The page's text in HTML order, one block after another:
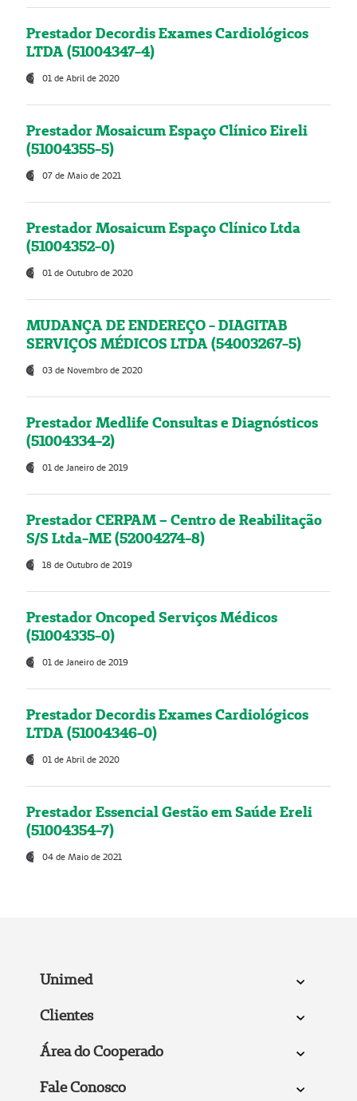
Prestador Decordis Exames Cardiológicos
LTDA (51004347-4)
01 de Abril de 2020
Prestador Mosaicum Espaço Clínico Eireli
(51004355-5)
07 de Maio de 2021
Prestador Mosaicum Espaço Clínico Ltda
(51004352-0)
01 de Outubro de 2020
MUDANÇA DE ENDEREÇO - DIAGITAB
SERVIÇOS MÉDICOS LTDA (54003267-5)
03 de Novembro de 2020
Prestador Medlife Consultas e Diagnósticos
(51004334-2)
01 de Janeiro de 2019
Prestador CERPAM – Centro de Reabilitação
S/S Ltda-ME (52004274-8)
18 de Outubro de 2019
Prestador Oncoped Serviços Médicos
(51004335-0)
01 de Janeiro de 2019
Prestador Decordis Exames Cardiológicos
LTDA (51004346-0)
01 de Abril de 2020
Prestador Essencial Gestão em Saúde Ereli
(51004354-7)
04 de Maio de 2021
Unimed
Clientes
Área do Cooperado
Fale Conosco